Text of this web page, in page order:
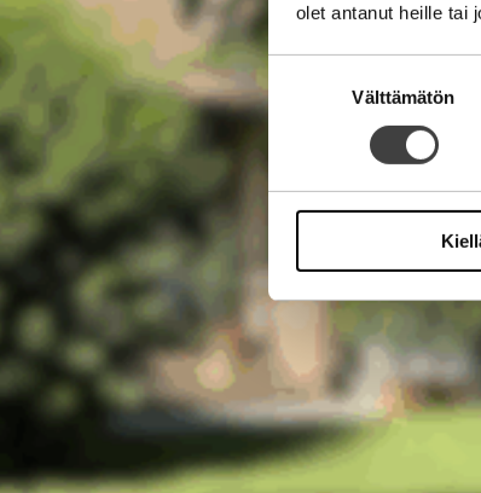
olet antanut heille tai
valinta
Välttämätön